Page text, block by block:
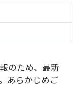
のため、最新
あらかじめご